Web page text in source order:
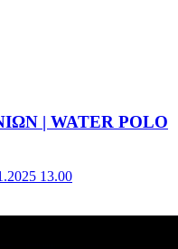
| WATER POLO
13.00